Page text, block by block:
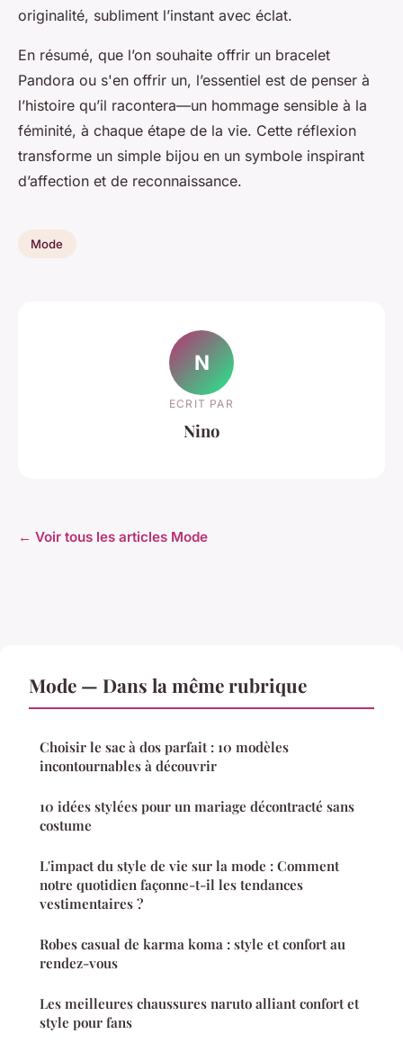
originalité, subliment l’instant avec éclat.
En résumé, que l’on souhaite offrir un bracelet
Pandora ou s'en offrir un, l’essentiel est de penser à
l’histoire qu’il racontera—un hommage sensible à la
féminité, à chaque étape de la vie. Cette réflexion
transforme un simple bijou en un symbole inspirant
d’affection et de reconnaissance.
Mode
N
ECRIT PAR
Nino
← Voir tous les articles Mode
Mode — Dans la même rubrique
Choisir le sac à dos parfait : 10 modèles
incontournables à découvrir
10 idées stylées pour un mariage décontracté sans
costume
L'impact du style de vie sur la mode : Comment
notre quotidien façonne-t-il les tendances
vestimentaires ?
Robes casual de karma koma : style et confort au
rendez-vous
Les meilleures chaussures naruto alliant confort et
style pour fans